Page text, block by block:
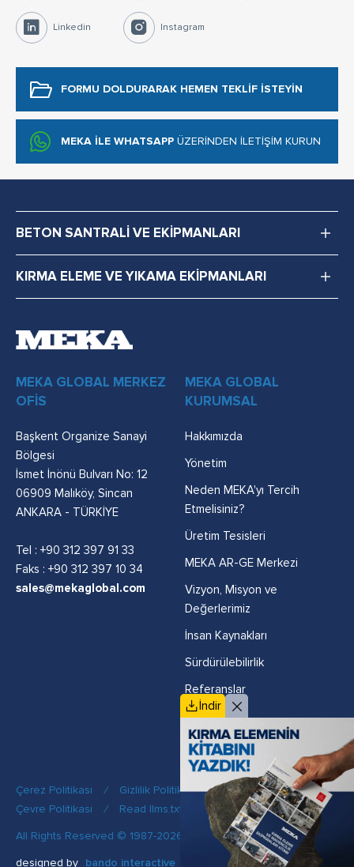
Linkedin Instagram
FORMU DOLDURARAK HEMEN TEKLİF İSTEYİN
MEKA İLE WHATSAPP ÜZERİNDEN İLETİŞİM KURUN
BETON SANTRALİ VE EKİPMANLARI
KIRMA ELEME VE YIKAMA EKİPMANLARI
MEKA GLOBAL MERKEZ
OFİS
Başkent Organize Sanayi
Bölgesi
İsmet İnönü Bulvarı No: 12
06909 Malıköy, Sincan
ANKARA - TÜRKİYE
Tel : +90 312 397 91 33
Faks : +90 312 397 10 34
sales@mekaglobal.com
MEKA GLOBAL
KURUMSAL
Hakkımızda
Yönetim
Neden MEKA'yı Tercih
Etmelisiniz?
Üretim Tesisleri
MEKA AR-GE Merkezi
Vizyon, Misyon ve
Değerlerimiz
İnsan Kaynakları
Sürdürülebilirlik
Referanslar
Politikalar
Çerez Politikası / Gizlilik Politikası / Kalite Politikası
/
Çevre Politikası
/
Read llms.txt
All Rights Reserved © 1987-2026 MEKA
designed by bando interactive
İndir